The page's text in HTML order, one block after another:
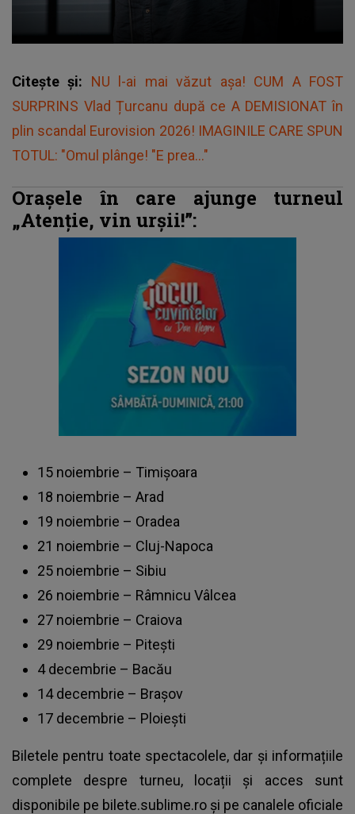
Citește și: NU l-ai mai văzut așa! CUM A FOST
SURPRINS Vlad Țurcanu după ce A DEMISIONAT în
plin scandal Eurovision 2026! IMAGINILE CARE SPUN
TOTUL: "Omul plânge! "E prea..."
Orașele în care ajunge turneul
„Atenție, vin urșii!”:
15 noiembrie – Timișoara
18 noiembrie – Arad
19 noiembrie – Oradea
21 noiembrie – Cluj-Napoca
25 noiembrie – Sibiu
26 noiembrie – Râmnicu Vâlcea
27 noiembrie – Craiova
29 noiembrie – Pitești
4 decembrie – Bacău
14 decembrie – Brașov
17 decembrie – Ploiești
Biletele pentru toate spectacolele, dar și informațiile
complete despre turneu, locații și acces sunt
disponibile pe bilete.sublime.ro și pe canalele oficiale